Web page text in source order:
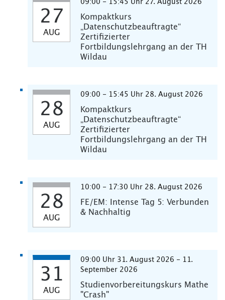
27
AUG
09:00 - 15:45 Uhr 27. August 2026
Kompaktkurs
„Datenschutzbeauftragte“
Zertifizierter
Fortbildungslehrgang an der TH
Wildau
28
AUG
09:00 - 15:45 Uhr 28. August 2026
Kompaktkurs
„Datenschutzbeauftragte“
Zertifizierter
Fortbildungslehrgang an der TH
Wildau
28
AUG
10:00 - 17:30 Uhr 28. August 2026
FE/EM: Intense Tag 5: Verbunden
& Nachhaltig
31
AUG
09:00 Uhr 31. August 2026 - 11.
September 2026
Studienvorbereitungskurs Mathe
"Crash"